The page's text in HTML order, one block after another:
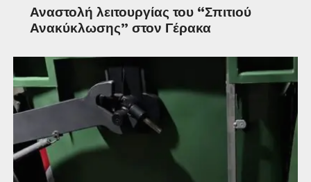
Αναστολή λειτουργίας του “Σπιτιού
Ανακύκλωσης” στον Γέρακα